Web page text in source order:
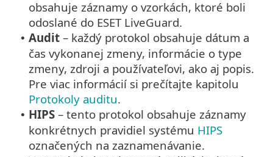
obsahuje záznamy o vzorkách, ktoré boli
odoslané do ESET LiveGuard.
• Audit – každý protokol obsahuje dátum a
čas vykonanej zmeny, informácie o type
zmeny, zdroji a používateľovi, ako aj popis.
Pre viac informácií si prečítajte kapitolu
Protokoly auditu.
• HIPS – tento protokol obsahuje záznamy
konkrétnych pravidiel systému HIPS
označených na zaznamenávanie.